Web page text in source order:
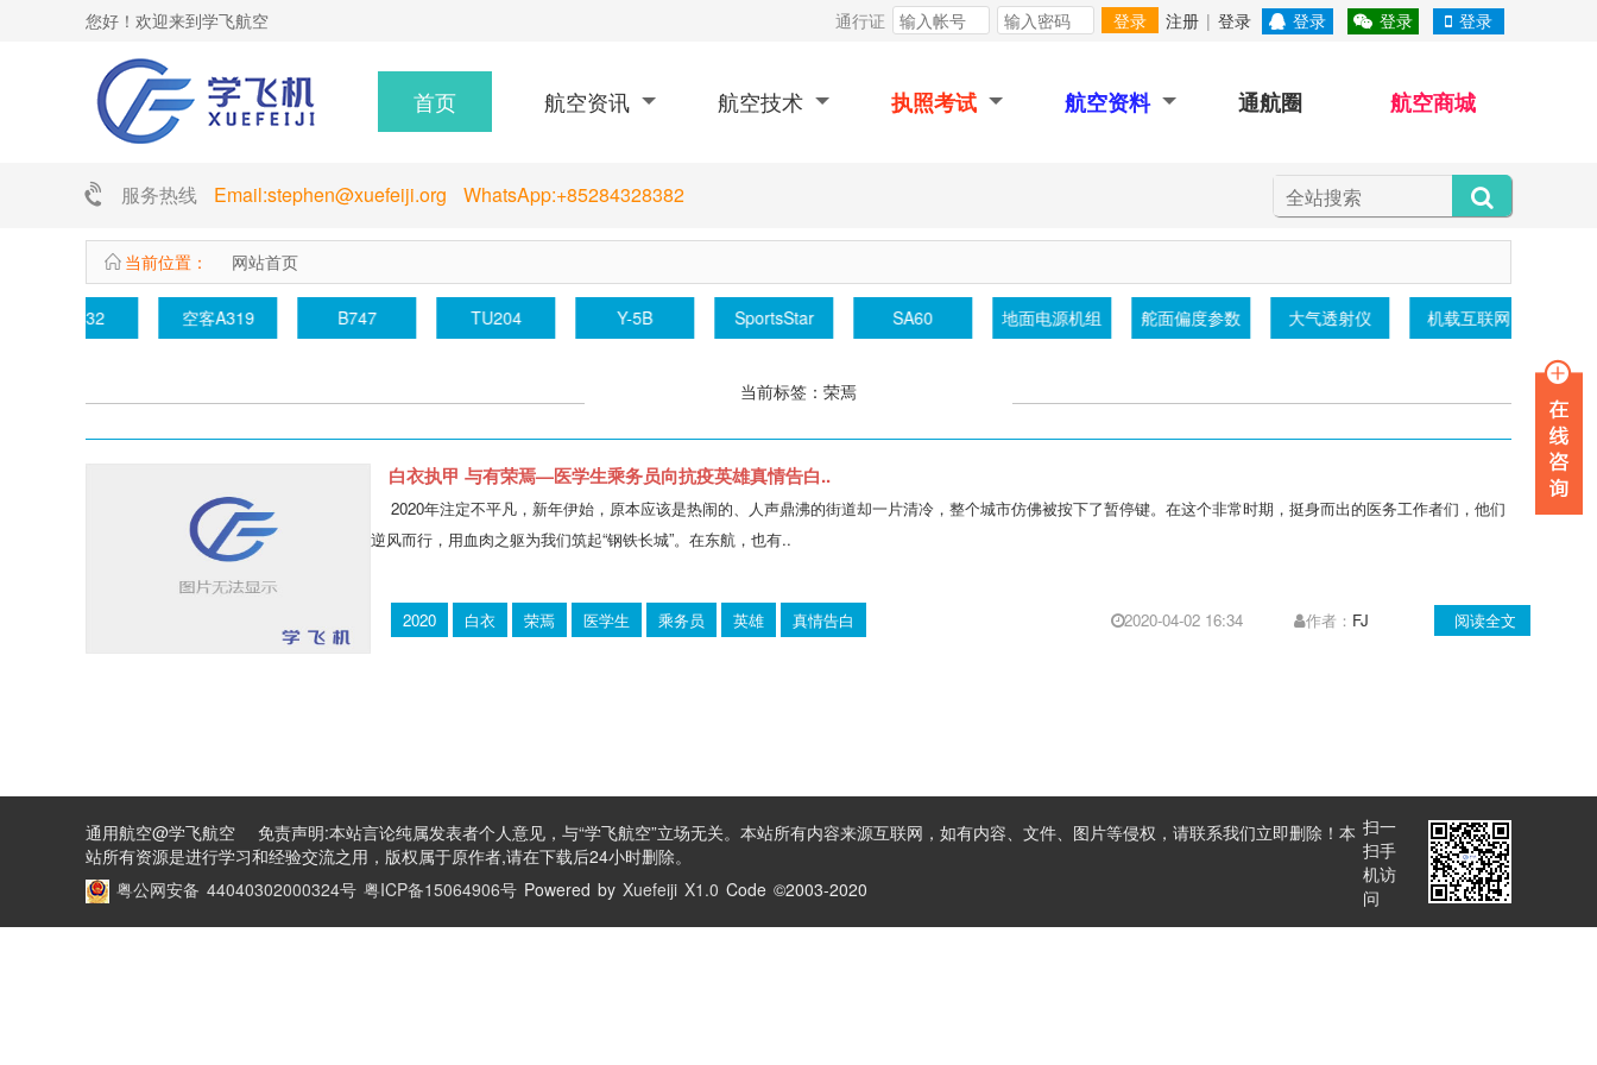
您好！欢迎来到学飞航空 通行证 登录 注册 | 登录 登录 登录 登录
首页 航空资讯 航空技术 执照考试 航空资料 通航圈 航空商城
服务热线 Email:stephen@xuefeiji.org WhatsApp:+85284328382
当前位置： 网站首页
高原运输机场 SportsStar SA60 地面电源机组 舵面偏度参数 大气透射仪
当前标签：荣焉
白衣执甲 与有荣焉—医学生乘务员向抗疫英雄真情告白..
2020年注定不平凡，新年伊始，原本应该是热闹的、人声鼎沸的街道却一片清冷，整个城市仿佛被按下了暂停键。在这个非常时期，挺身而出的医务工作者们，他们
逆风而行，用血肉之躯为我们筑起“钢铁长城”。在东航，也有..
2020 白衣 荣焉 医学生 乘务员 英雄 真情告白 2020-04-02 16:34 作者： FJ 阅读全文
通用航空@学飞航空 免责声明:本站言论纯属发表者个人意见，与“学飞航空”立场无关。本站所有内容来源互联网，如有内容、文件、图片等侵权，请联系我们立即删除！本
站所有资源是进行学习和经验交流之用，版权属于原作者,请在下载后24小时删除。
粤公网安备 44040302000324号 粤ICP备15064906号 Powered by Xuefeiji X1.0 Code ©2003-2020
扫一
扫手
机访
问